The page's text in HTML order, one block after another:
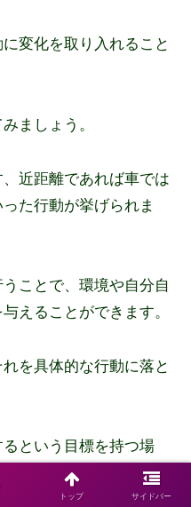
変化を取り入れること
ましょう。
近距離であれば車では
た行動が挙げられま
ことで、環境や自分自
えることができます。
を具体的な行動に落と
という目標を持つ場
るために、前日に必要
を取り入れると良いでし
トップ サイドバー